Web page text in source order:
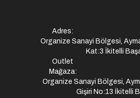
Adres:
Organize Sanayi Bölgesi,
Kat:3 İkitelli
Outlet
Mağaza:
Organize Sanayi Bölgesi,
Gişiri No:13 İkitelli